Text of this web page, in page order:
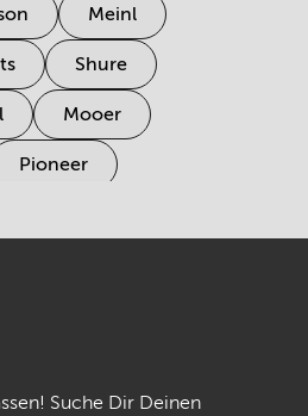
Meinl
Shure
Mooer
Pioneer
Suche Dir Deinen